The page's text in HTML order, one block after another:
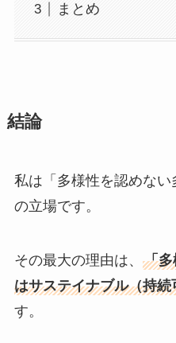
まとめ
結論
私は「多様性を認めな
の立場です。
その最大の理由は、 「多
はサステイナブル（持
す。